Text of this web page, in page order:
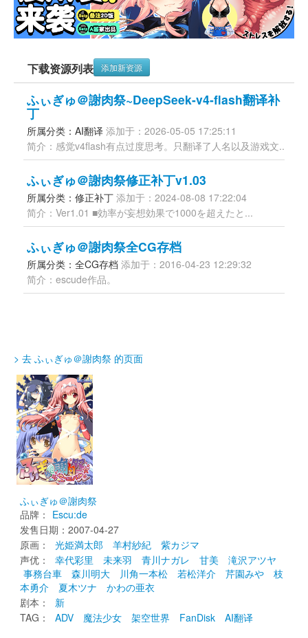
KF Online
下载资源列表 添加新资源
ふぃぎゅ＠謝肉祭~DeepSeek-v4-flash翻译补
丁
所属分类：AI翻译 添加于：2026-05-05 17:25:11
简介：感觉v4flash有点过度思考。只翻译了人名以及游戏文...
ふぃぎゅ＠謝肉祭修正补丁v1.03
所属分类：修正补丁 添加于：2024-08-08 17:22:04
简介：Ver1.01 ■効率が妄想効果で1000を超えたと...
ふぃぎゅ＠謝肉祭全CG存档
所属分类：全CG存档 添加于：2016-04-23 12:29:32
简介：escude作品。
> 去 ふぃぎゅ＠謝肉祭 的页面
ふぃぎゅ＠謝肉祭
品牌： Escu:de
发售日期：2007-04-27
原画：
光姫満太郎 羊村紗紀
紫カジマ
声优：
幸代彩里 未来羽 青川ナガレ 甘美
滝沢アツヤ
事務台車
森川明大 川角一本松 若松洋介 芹園みや
枝
本勇介
夏木ツナ
かわの亜衣
剧本：
新
TAG：
ADV 魔法少女 架空世界 FanDisk AI翻译